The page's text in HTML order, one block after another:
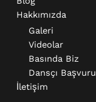
Hakkımızda
Galeri
Videolar
Basında Biz
Dansçı Başvuru
İletişim